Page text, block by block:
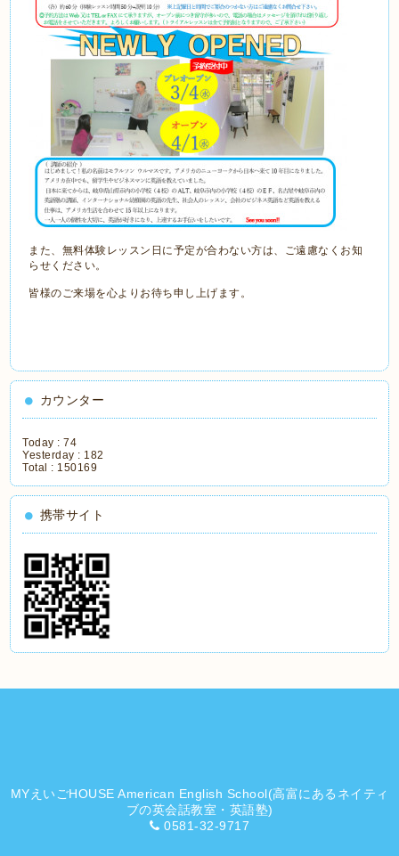
また、無料体験レッスン日に予定が合わない方は、ご遠慮なくお知
らせください。
皆様のご来場を心よりお待ち申し上げます。
カウンター
Today :74
Yesterday : 182
Total : 150169
携帯サイト
MYえいごHOUSE American English School(高富にあるネイティ
ブの英会話教室・英語塾)
0581-32-9717